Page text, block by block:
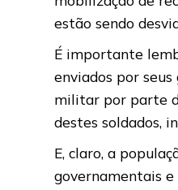
estão sendo
É importante
enviados por
militar por parte
destes soldados,
E, claro, a
governamentais e